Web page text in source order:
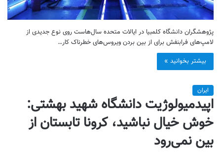
پژوهشگران دانشگاه کلمبیا در ایالات متحده سال‌هاست روی نوع جدیدی از
لامپ‌های فرابنفش برای از بین بردن ویروس‌های خطرناک کار…
بیشتر بخوانید »
ایران
اپیدمیولوژیت دانشگاه شهید بهشتی:
خوش خیال نباشید، کرونا تابستان از
بین نمی‌رود